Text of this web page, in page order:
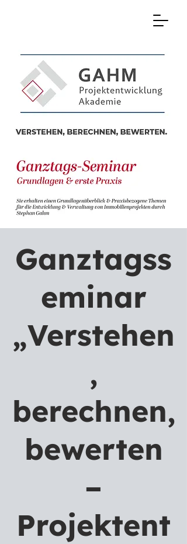
Ganztagss
eminar
„Verstehen
,
berechnen,
bewerten
–
Projektent